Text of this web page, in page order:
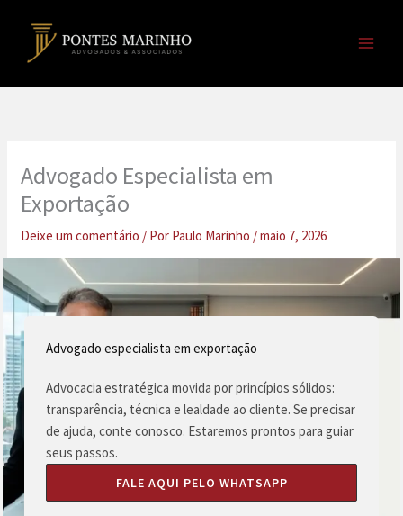
Advogado Especialista em
Exportação
Deixe um comentário / Por Paulo Marinho /maio 7, 2026
Advogado especialista em exportação
Advocacia estratégica movida por princípios sólidos:
transparência, técnica e lealdade ao cliente. Se precisar
de ajuda, conte conosco. Estaremos prontos para guiar
seus passos.
FALE AQUI PELO WHATSAPP